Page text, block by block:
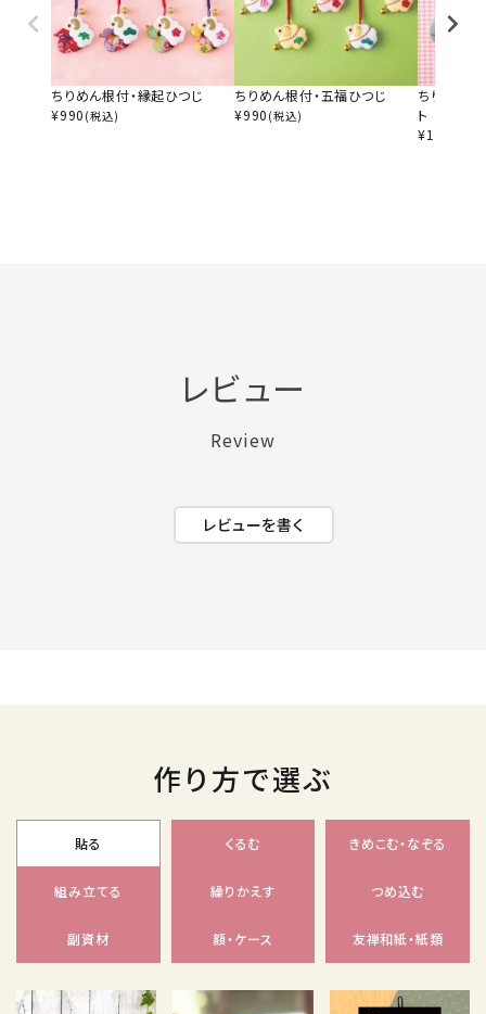
ちりめん根付・縁起ひつじ
¥990 (税込)
ちりめん根付・五福ひつじ
¥990 (税込)
ちりめん根
ト
¥1,100
レビュー
Review
レビューを書く
作り方で選ぶ
貼る くるむ きめこむ・なぞる
組み立てる 繰りかえす つめ込む
副資材 額・ケース 友禅和紙・紙類